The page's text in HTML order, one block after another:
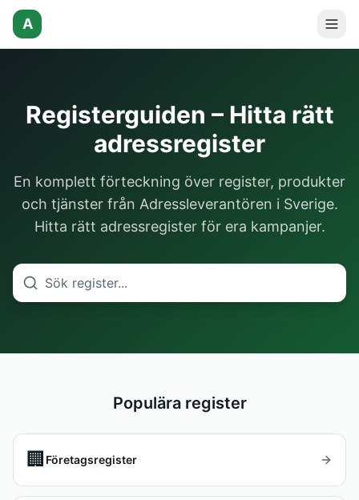
A
Registerguiden – Hitta rätt
adressregister
En komplett förteckning över register, produkter
och tjänster från Adressleverantören i Sverige.
Hitta rätt adressregister för era kampanjer.
Populära register
🏢 Företagsregister